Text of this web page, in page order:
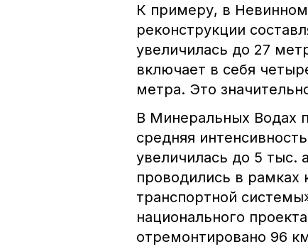
К примеру, в
реконструкции
увеличилась до 27
включает в себя
метра. Это
В Минеральных Водах
средняя
увеличилась до 5 тыс.
проводились в рамках
транспортной
национального
отремонтировано 96